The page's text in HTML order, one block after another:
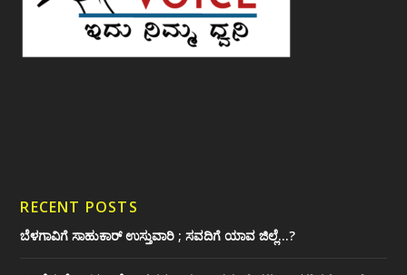
RECENT POSTS
ಬೆಳಗಾವಿಗೆ ಸಾಹುಕಾರ್ ಉಸ್ತುವಾರಿ ; ಸವದಿಗೆ ಯಾವ ಜಿಲ್ಲೆ…?